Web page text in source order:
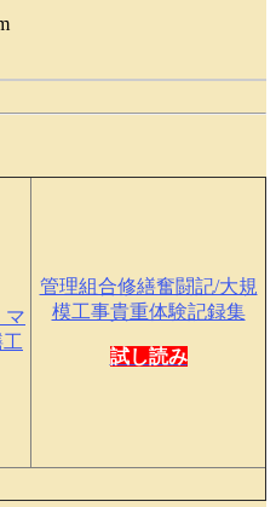
マ
管理組合修繕奮闘記/大規
模工事貴重体験記録集
試し読み